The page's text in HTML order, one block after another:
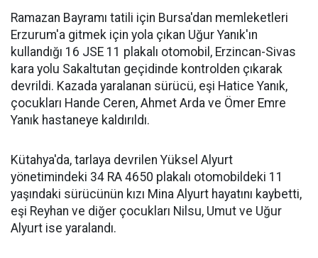
Ramazan Bayramı tatili için Bursa'dan memleketleri
Erzurum'a gitmek için yola çıkan Uğur Yanık'ın
kullandığı 16 JSE 11 plakalı otomobil, Erzincan-Sivas
kara yolu Sakaltutan geçidinde kontrolden çıkarak
devrildi. Kazada yaralanan sürücü, eşi Hatice Yanık,
çocukları Hande Ceren, Ahmet Arda ve Ömer Emre
Yanık hastaneye kaldırıldı.
Kütahya'da, tarlaya devrilen Yüksel Alyurt
yönetimindeki 34 RA 4650 plakalı otomobildeki 11
yaşındaki sürücünün kızı Mina Alyurt hayatını kaybetti,
eşi Reyhan ve diğer çocukları Nilsu, Umut ve Uğur
Alyurt ise yaralandı.